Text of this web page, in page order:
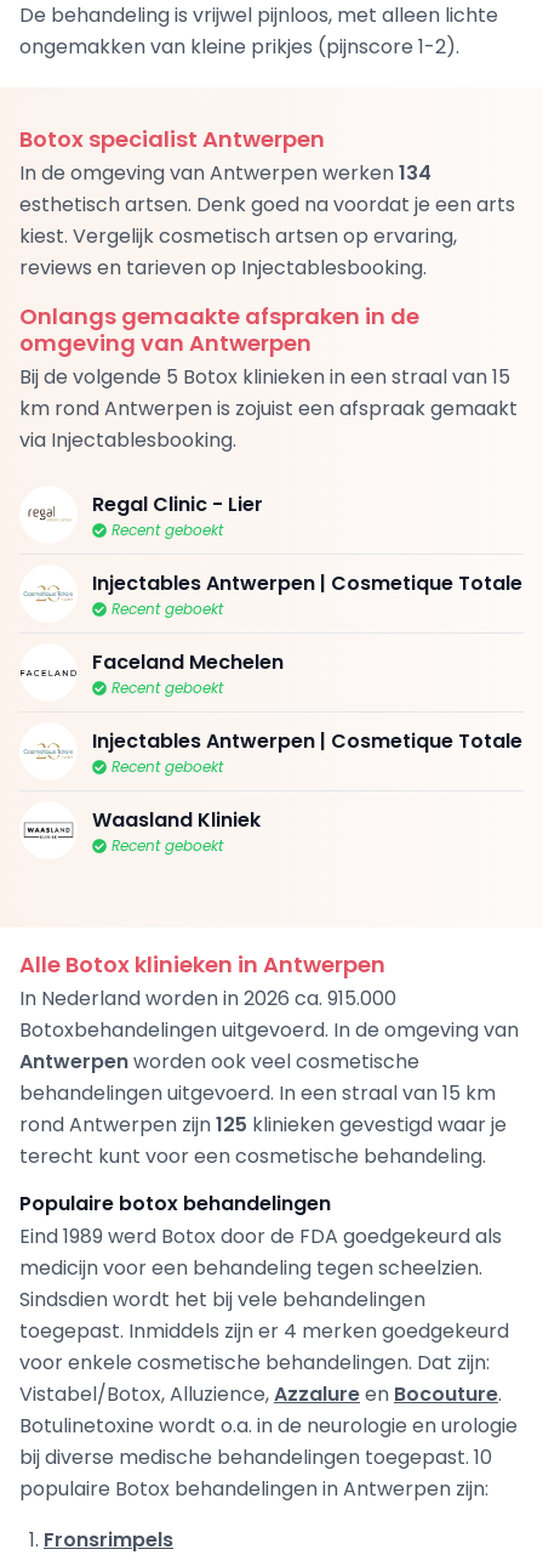
De behandeling is vrijwel pijnloos, met alleen lichte
ongemakken van kleine prikjes (pijnscore 1-2).
Botox specialist Antwerpen
In de omgeving van Antwerpen werken134
esthetisch artsen. Denk goed na voordat je een arts
kiest. Vergelijk cosmetisch artsen op ervaring,
reviews en tarieven op Injectablesbooking.
Onlangs gemaakte afspraken in de
omgeving van Antwerpen
Bij de volgende 5 Botox klinieken in een straal van 15
km rond Antwerpen is zojuist een afspraak gemaakt
via Injectablesbooking.
Regal Clinic - Lier
Recent geboekt
Injectables Antwerpen | Cosmetique Totale
Recent geboekt
Faceland Mechelen
Recent geboekt
Injectables Antwerpen | Cosmetique Totale
Recent geboekt
Waasland Kliniek
Recent geboekt
Alle Botox klinieken in Antwerpen
In Nederland worden in 2026 ca. 915.000
Botoxbehandelingen uitgevoerd. In de omgeving van
Antwerpenworden ook veel cosmetische
behandelingen uitgevoerd. In een straal van 15 km
rond Antwerpen zijn125 klinieken gevestigd waar je
terecht kunt voor een cosmetische behandeling.
Populaire botox behandelingen
Eind 1989 werd Botox door de FDA goedgekeurd als
medicijn voor een behandeling tegen scheelzien.
Sindsdien wordt het bij vele behandelingen
toegepast. Inmiddels zijn er 4 merken goedgekeurd
voor enkele cosmetische behandelingen. Dat zijn:
Vistabel/Botox, Alluzience,Azzalureen Bocouture.
Botulinetoxine wordt o.a. in de neurologie en urologie
bij diverse medische behandelingen toegepast. 10
populaire Botox behandelingen in Antwerpen zijn:
Fronsrimpels